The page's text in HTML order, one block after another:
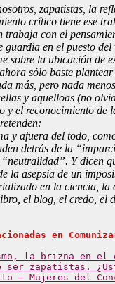
zapatistas, la
crítico tiene ese
trabaja con el
guardia en el puesto del
sobre la ubicación de
sólo baste plantear
más, pero nada
y aquelloas (no
y el reconocimiento de
y afuera del todo,
detrás de la
Y dicen
la asepsia de un
en la ciencia, la
el blog, el credo, el
en
la brizna en el
ser zapatistas.
– Mujeres del